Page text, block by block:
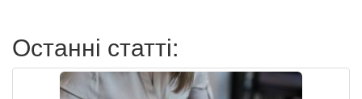
Останні статті: